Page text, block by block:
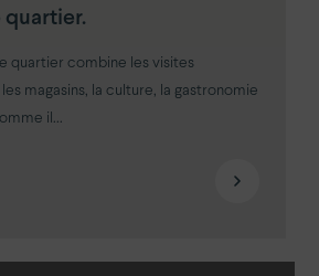
quartier combine les visites
magasins, la culture, la gastronomie
il...